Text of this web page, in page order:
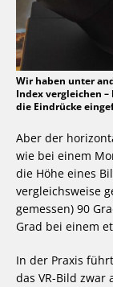
Wir haben unter
Index vergleichen
die Eindrücke
Aber der
wie bei einem
die Höhe eines
vergleichsweise
gemessen) 90
Grad bei einem
In der Praxis
das VR-Bild